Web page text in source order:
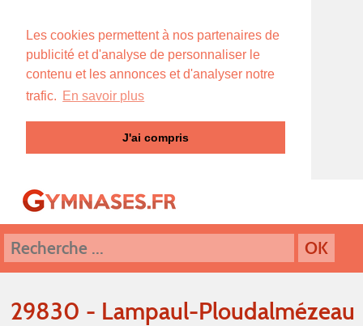
Les cookies permettent à nos partenaires de
publicité et d'analyse de personnaliser le
contenu et les annonces et d'analyser notre
trafic. En savoir plus
J'ai compris
29830 - Lampaul-Ploudalmézeau